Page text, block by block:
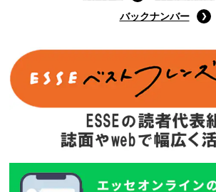
Amazonで購入する
次回予告
年間定期購読
バックナンバー